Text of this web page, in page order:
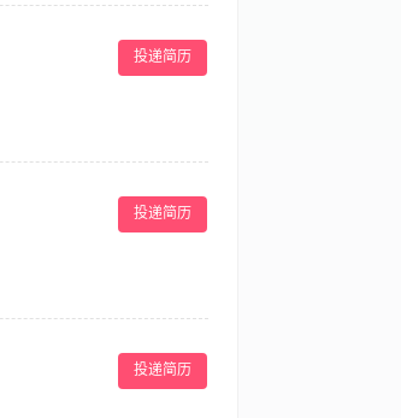
美容用品的采购提出建议。++
美容产品和手法， 2、持有美
业，良好的个人素质，较高的
投递简历
须达成上级所托之任务，并帮
中3年以上大型连锁美容店店
间：早班9：00-18：00 晚
包工作餐及住宿； 3、具有较
态培训、奖励旅游、年终奖
投递简历
学历，医学、美容相关专业者
柔软 、手掌多肉、手部关节活
队合作精神和一定的工作配合
投递简历